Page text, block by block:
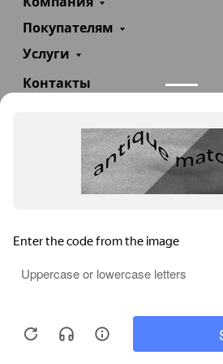
Покупателям
Услуги
Контакты
info@teploexpert.com
Пн—Сб 09:00 – 18:00
TeploExpert.com © 2008 - 2026
систем отопления,